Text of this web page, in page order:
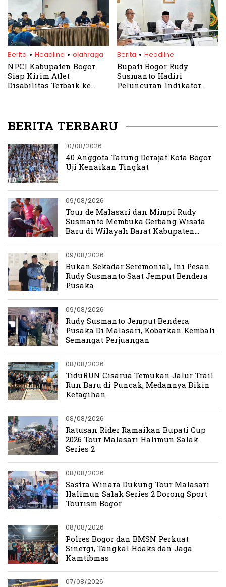
Kesehatan Gratis
Berita . Headline . olahraga
NPCI Kabupaten Bogor
Siap Kirim Atlet
Disabilitas Terbaik ke
Berita . Headline
Bupati Bogor Rudy
Susmanto Hadiri
Peluncuran Indikator
BERITA TERBARU
10/08/2026
40 Anggota Tarung Derajat Kota Bogor
Uji Kenaikan Tingkat
09/08/2026
Tour de Malasari dan Mimpi Rudy
Susmanto Membuka Gerbang Wisata
Baru di Wilayah Barat Kabupaten
09/08/2026
Bukan Sekadar Seremonial, Ini Pesan
Rudy Susmanto Saat Jemput Bendera
Pusaka
09/08/2026
Rudy Susmanto Jemput Bendera
Pusaka Di Malasari, Kobarkan Kembali
Semangat Perjuangan
08/08/2026
TiduRUN Cisarua Temukan Jalur Trail
Run Baru di Puncak, Medannya Bikin
Ketagihan
08/08/2026
Ratusan Rider Ramaikan Bupati Cup
2026 Tour Malasari Halimun Salak
Series 2
08/08/2026
Sastra Winara Dukung Tour Malasari
Halimun Salak Series 2 Dorong Sport
Tourism Bogor
08/08/2026
Polres Bogor dan BMSN Perkuat
Sinergi, Tangkal Hoaks dan Jaga
Kamtibmas
07/08/2026